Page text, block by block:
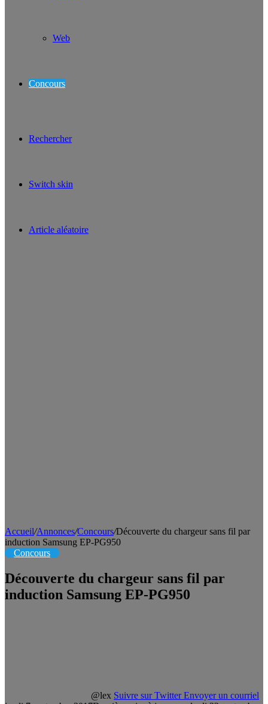
Web
Concours
Rechercher
Switch skin
Article aléatoire
Accueil/Annonces/Concours/Découverte du chargeur sans fil par
induction Samsung EP-PG950
Concours
Découverte du chargeur sans fil par
induction Samsung EP-PG950
@lex Suivre sur Twitter Envoyer un courriel